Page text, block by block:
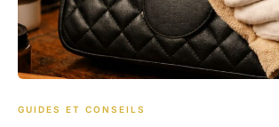
GUIDES ET CONSEILS